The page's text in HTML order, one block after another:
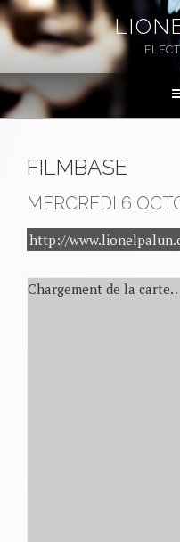
Aller
au
contenu
principal
FILMBASE
MERCREDI 6
http://
Chargement de la